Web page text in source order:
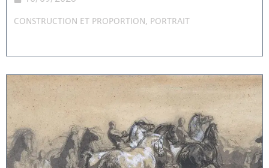
CONSTRUCTION ET PROPORTION, PORTRAIT